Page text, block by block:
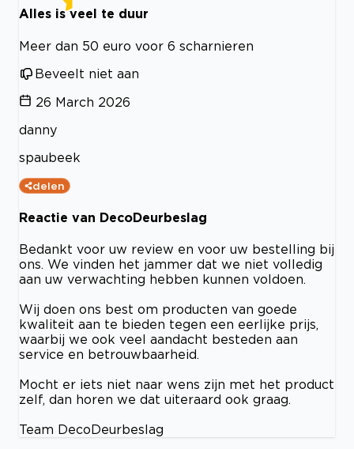
Alles is veel te duur
Meer dan 50 euro voor 6 scharnieren
Beveelt niet aan
26 March 2026
danny
spaubeek
delen
Reactie van DecoDeurbeslag
Bedankt voor uw review en voor uw bestelling bij
ons. We vinden het jammer dat we niet volledig
aan uw verwachting hebben kunnen voldoen.
Wij doen ons best om producten van goede
kwaliteit aan te bieden tegen een eerlijke prijs,
waarbij we ook veel aandacht besteden aan
service en betrouwbaarheid.
Mocht er iets niet naar wens zijn met het product
zelf, dan horen we dat uiteraard ook graag.
Team DecoDeurbeslag